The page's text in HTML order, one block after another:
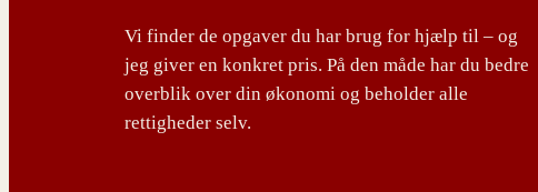
Vi finder de opgaver du har brug for hjælp til – og
jeg giver en konkret pris. På den måde har du bedre
overblik over din økonomi og beholder alle
rettigheder selv.